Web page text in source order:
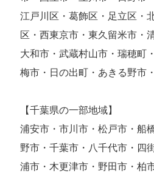
江戸川区・葛飾区・足立区・
区・西東京市・東久留米市・
大和市・武蔵村山市・瑞穂町
梅市・日の出町・あきる野市
【千葉県の一部地域】
浦安市・市川市・松戸市・船
野市・千葉市・八千代市・四
浦市・木更津市・野田市・柏